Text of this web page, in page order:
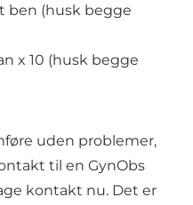
ben (husk begge
x 10 (husk begge
uden problemer,
til en GynObs
kontakt nu. Det er